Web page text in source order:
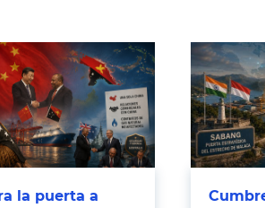
la puerta a